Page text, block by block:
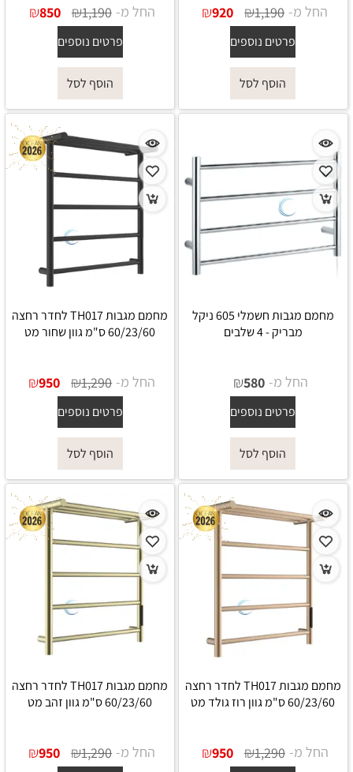
החל מ- ₪1,190
₪920
פרטים נוספים
הוסף לסל
החל מ- ₪1,190
₪850
פרטים נוספים
הוסף לסל
מחמם מגבות חשמלי 605 ניקל
מבריק - 4 שלבים
החל מ- ₪580
פרטים נוספים
הוסף לסל
מחמם מגבות TH017 לחדר רחצה
60/23/60 ס"מ גוון שחור מט
החל מ- ₪1,290
₪950
פרטים נוספים
הוסף לסל
מחמם מגבות TH017 לחדר רחצה
60/23/60 ס"מ גוון רוז גולד מט
החל מ- ₪1,290
₪950
מחמם מגבות TH017 לחדר רחצה
60/23/60 ס"מ גוון זהב מט
החל מ- ₪1,290
₪950